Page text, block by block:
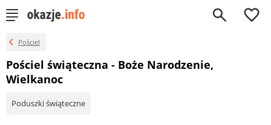
0
Pościel
Pościel świąteczna - Boże Narodzenie,
Wielkanoc
Poduszki świąteczne